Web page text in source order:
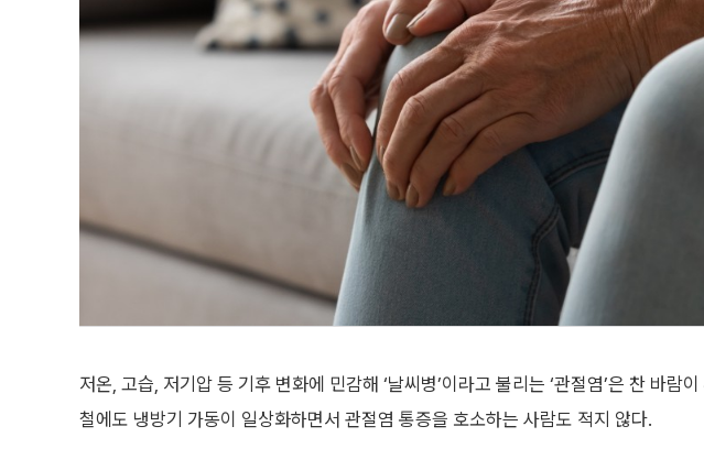
저온, 고습, 저기압 등 기후 변화에 민감해 ‘날씨병’이라고 불리는 ‘관절염’은 찬 바람
철에도 냉방기 가동이 일상화하면서 관절염 통증을 호소하는 사람도 적지 않다.